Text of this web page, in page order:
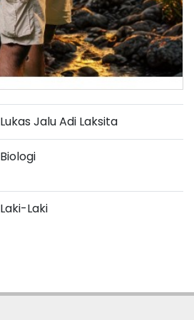
Lukas Jalu Adi Laksita
Biologi
Laki-Laki